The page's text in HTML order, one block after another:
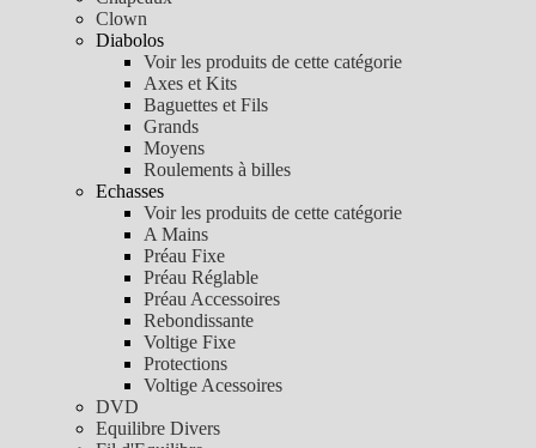
Clown
Diabolos
Voir les produits de cette catégorie
Axes et Kits
Baguettes et Fils
Grands
Moyens
Roulements à billes
Echasses
Voir les produits de cette catégorie
A Mains
Préau Fixe
Préau Réglable
Préau Accessoires
Rebondissante
Voltige Fixe
Protections
Voltige Acessoires
DVD
Equilibre Divers